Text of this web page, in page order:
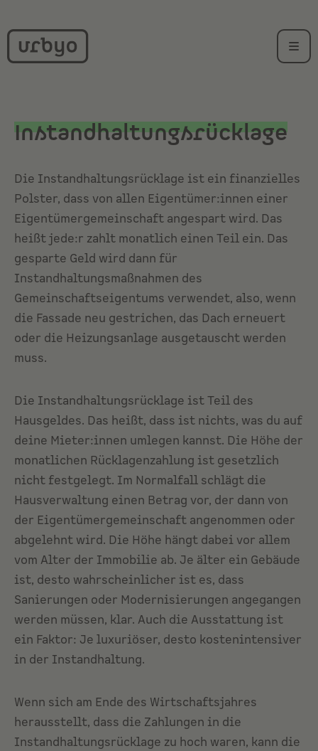
Instandhaltungsrücklage
Die Instandhaltungsrücklage ist ein finanzielles
Polster, dass von allen Eigentümer:innen einer
Eigentümergemeinschaft angespart wird. Das
heißt jede:r zahlt monatlich einen Teil ein. Das
gesparte Geld wird dann für
Instandhaltungsmaßnahmen des
Gemeinschaftseigentums verwendet, also, wenn
die Fassade neu gestrichen, das Dach erneuert
oder die Heizungsanlage ausgetauscht werden
muss.
Die Instandhaltungsrücklage ist Teil des
Hausgeldes. Das heißt, dass ist nichts, was du auf
deine Mieter:innen umlegen kannst. Die Höhe der
monatlichen Rücklagenzahlung ist gesetzlich
nicht festgelegt. Im Normalfall schlägt die
Hausverwaltung einen Betrag vor, der dann von
der Eigentümergemeinschaft angenommen oder
abgelehnt wird. Die Höhe hängt dabei vor allem
vom Alter der Immobilie ab. Je älter ein Gebäude
ist, desto wahrscheinlicher ist es, dass
Sanierungen oder Modernisierungen angegangen
werden müssen, klar. Auch die Ausstattung ist
ein Faktor: Je luxuriöser, desto kostenintensiver
in der Instandhaltung.
Wenn sich am Ende des Wirtschaftsjahres
herausstellt, dass die Zahlungen in die
Instandhaltungsrücklage zu hoch waren, kann die